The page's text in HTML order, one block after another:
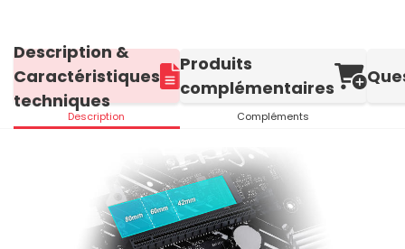
Description &
Caractéristiques
techniques
Description
Produits
complémentaires
Compléments